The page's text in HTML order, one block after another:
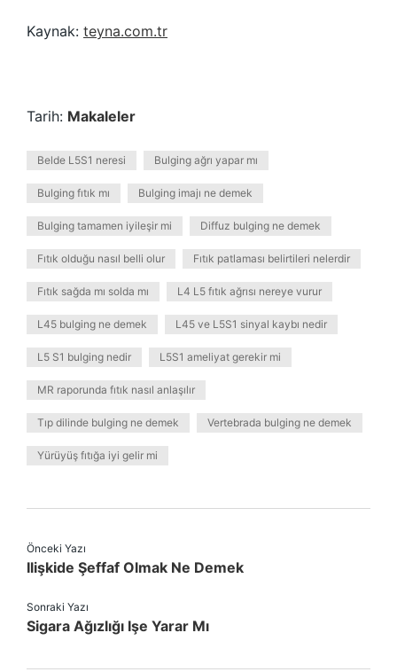
Kaynak: teyna.com.tr
Tarih: Makaleler
Belde L5S1 neresi Bulging ağrı yapar mı
Bulging fıtık mı Bulging imajı ne demek
Bulging tamamen iyileşir mi Diffuz bulging ne demek
Fıtık olduğu nasıl belli olur Fıtık patlaması belirtileri nelerdir
Fıtık sağda mı solda mı L4 L5 fıtık ağrısı nereye vurur
L45 bulging ne demek L45 ve L5S1 sinyal kaybı nedir
L5 S1 bulging nedir L5S1 ameliyat gerekir mi
MR raporunda fıtık nasıl anlaşılır
Tıp dilinde bulging ne demek Vertebrada bulging ne demek
Yürüyüş fıtığa iyi gelir mi
Önceki Yazı
Ilişkide Şeffaf Olmak Ne Demek
Sonraki Yazı
Sigara Ağızlığı Işe Yarar Mı